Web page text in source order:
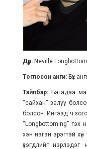
Дүр:Neville Longbottom
Тоглосон анги:Бүх
Тайлбар: Багадаа
“сайхан” залуу
болсон. Ингээд ч
“Longbottoming” гэх
хэн нэгэн эрэгтэй
үзэгдлийг